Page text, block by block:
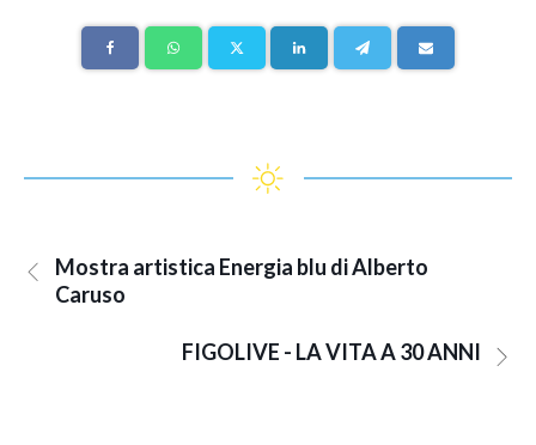
Mostra artistica Energia blu di Alberto
Caruso
FIGOLIVE - LA VITA A 30 ANNI